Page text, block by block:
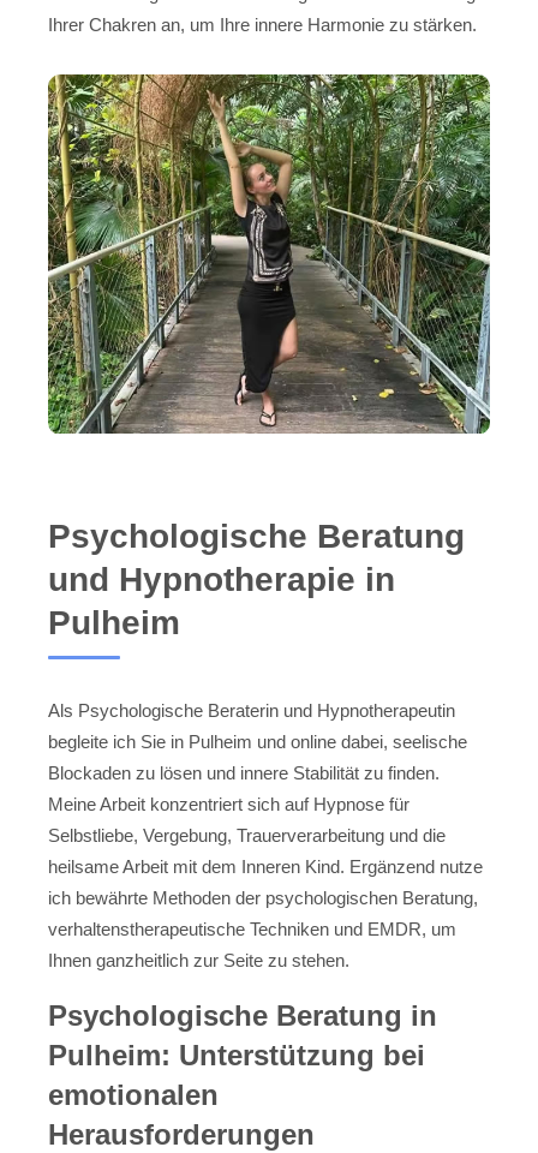
Ihrer Chakren an, um Ihre innere Harmonie zu stärken.
Psychologische Beratung
und Hypnotherapie in
Pulheim
Als Psychologische Beraterin und Hypnotherapeutin
begleite ich Sie in Pulheim und online dabei, seelische
Blockaden zu lösen und innere Stabilität zu finden.
Meine Arbeit konzentriert sich auf Hypnose für
Selbstliebe, Vergebung, Trauerverarbeitung und die
heilsame Arbeit mit dem Inneren Kind. Ergänzend nutze
ich bewährte Methoden der psychologischen Beratung,
verhaltenstherapeutische Techniken und EMDR, um
Ihnen ganzheitlich zur Seite zu stehen.
Psychologische Beratung in
Pulheim: Unterstützung bei
emotionalen
Herausforderungen